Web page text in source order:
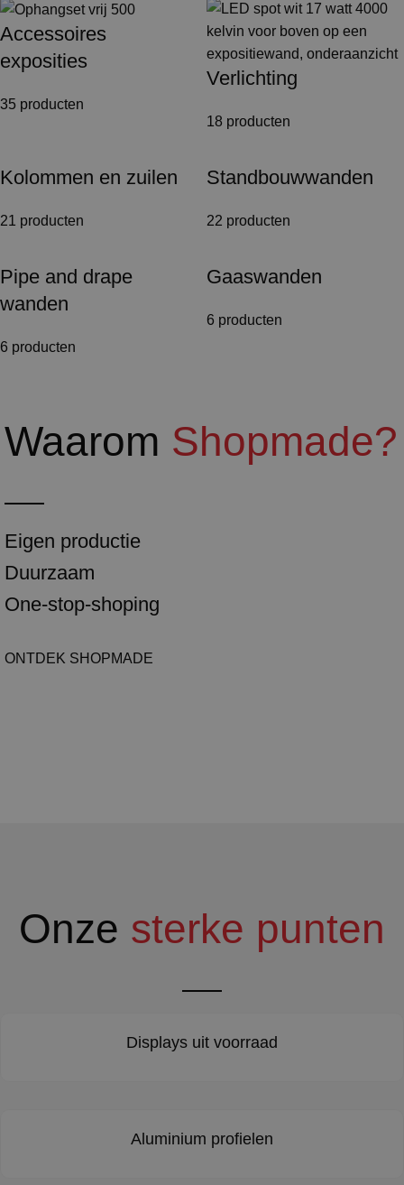
Accessoires
exposities
35 producten
Verlichting
18 producten
Kolommen en zuilen
21 producten
Standbouwwanden
22 producten
Pipe and drape
wanden
6 producten
Gaaswanden
6 producten
Waarom Shopmade?
Eigen productie
Duurzaam
One-stop-shoping
ONTDEK SHOPMADE
Onze sterke punten
Displays uit voorraad
Aluminium profielen